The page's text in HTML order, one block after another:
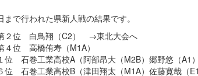
で行われた県新人戦の結果です。
２位 白鳥翔（C2） →東北大会へ
寿（M1A）
位 石巻工業高校A（阿部昂大（M2B）郷野悠（
校B（津田翔太（M1A）佐藤寛哉（E1